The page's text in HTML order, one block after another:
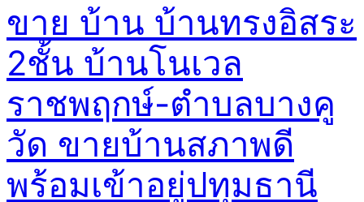
ขาย บ้าน บ้านทรงอิสระ
2ชั้น บ้านโนเวล
ราชพฤกษ์-ตำบลบางคู
วัด ขายบ้านสภาพดี
พร้อมเข้าอยู่ปทุมธานี